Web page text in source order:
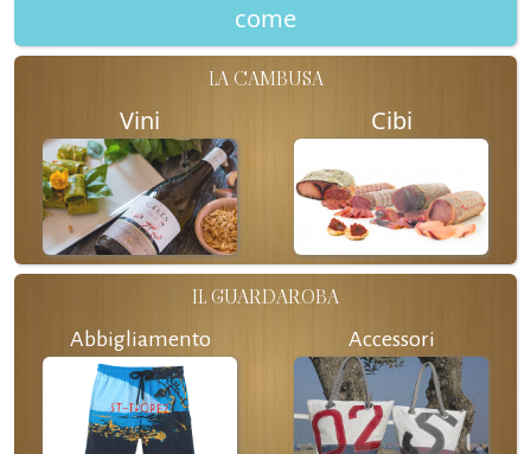
come
LA CAMBUSA
Vini Cibi
IL GUARDAROBA
Abbigliamento Accessori